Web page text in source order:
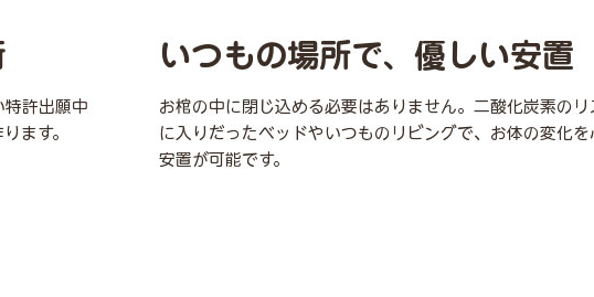
特許出願中
ます。
いつもの場所で、優しい安置
お棺の中に閉じ込める必要はありません。二酸化炭素の
に入りだったベッドやいつものリビングで、お体の変化を
安置が可能です。